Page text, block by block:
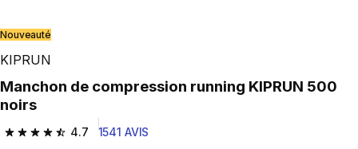
Nouveauté
KIPRUN
Manchon de compression running KIPRUN 500
noirs
4.7
4.7 out of 5 stars from 1541 reviews
1541 AVIS